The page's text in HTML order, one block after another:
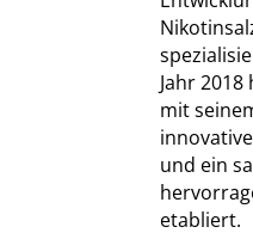
Jahr
mit
und ein
etabliert.